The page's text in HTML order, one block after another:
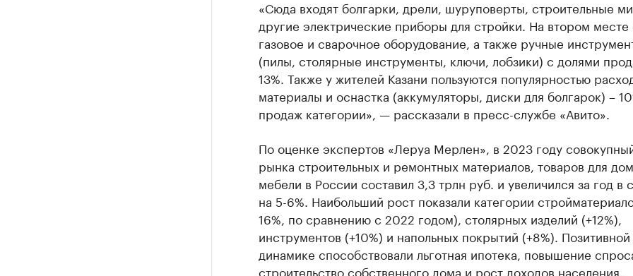
«Сюда входят болгарки, дрели, шуруповерты, строительные
другие электрические приборы для стройки. На втором месте
газовое и сварочное оборудование, а также ручные
(пилы, столярные инструменты, ключи, лобзики) с долями
13%. Также у жителей Казани пользуются популярностью
материалы и оснастка (аккумуляторы, диски для болгарок) –
продаж категории», — рассказали в пресс-службе «Авито».
По оценке экспертов «Леруа Мерлен», в 2023 году
рынка строительных и ремонтных материалов, товаров для
мебели в России составил 3,3 трлн руб. и увеличился за год в
на 5-6%. Наибольший рост показали категории
16%, по сравнению с 2022 годом), столярных изделий (+12%),
инструментов (+10%) и напольных покрытий (+8%). Позитивной
динамике способствовали льготная ипотека, повышение
строительство собственного дома и рост доходов населения.